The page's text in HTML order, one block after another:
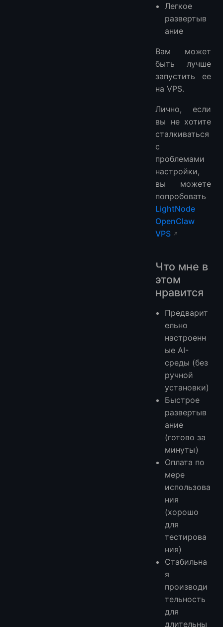
Легкое
развертыв
ание
Вам может
быть лучше
запустить ее
на VPS.
Лично, если
вы не хотите
сталкиваться
с
проблемами
настройки,
вы можете
попробовать
LightNode
OpenClaw
VPS
Что мне в
этом
нравится
Предварит
ельно
настроенн
ые AI-
среды (без
ручной
установки)
Быстрое
развертыв
ание
(готово за
минуты)
Оплата по
мере
использова
ния
(хорошо
для
тестирова
ния)
Стабильна
я
производи
тельность
для
длительны